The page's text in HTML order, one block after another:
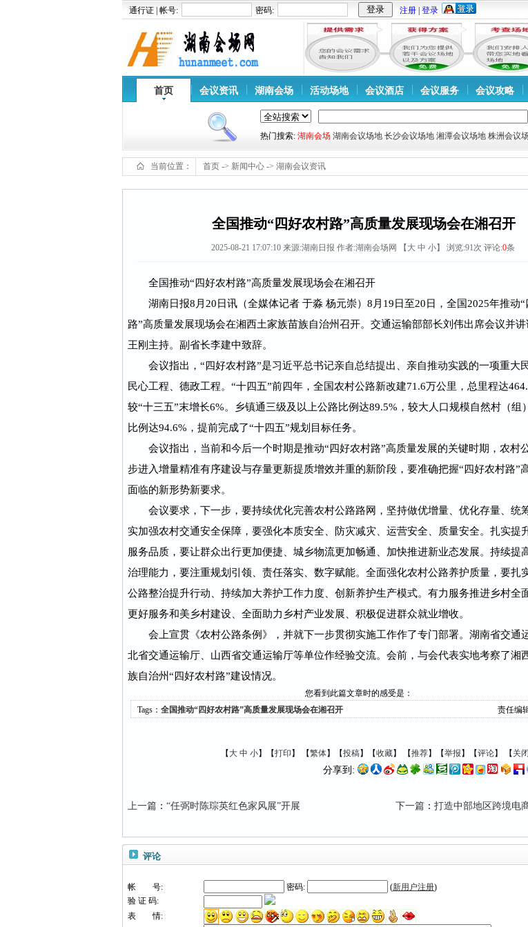
通行证 | 帐号: 密码: 注册 登录
首页 会议资讯 湖南会场 活动场地 会议酒店 会议服务 会议攻略
热门搜索: 湖南会场 湖南会议场地 长沙会议场地 湘潭会议场地 株洲会议
当前位置： 首页 -> 新闻中心 -> 湖南会议资讯
全国推动“四好农村路”高质量发展现场会在湘召开
2025-08-21 17:07:10 来源:湖南日报 作者:湖南会场网 【 大 中 小】 浏览:91次 评论:0条
全国推动“四好农村路”高质量发展现场会在湘召开
湖南日报8月20日讯（全媒体记者 于淼 杨元崇）8月19日至20日，全国2025年推动“
路”高质量发展现场会在湘西土家族苗族自治州召开。交通运输部部长刘伟出席会议并
王刚主持。副省长李建中致辞。
会议指出，“四好农村路”是习近平总书记亲自总结提出、亲自推动实践的一项重大民
民心工程、德政工程。“十四五”前四年，全国农村公路新改建71.6万公里，总里程达
较“十三五”末增长6%。乡镇通三级及以上公路比例达89.5%，较大人口规模自然村（组
比例达94.6%，提前完成了“十四五”规划目标任务。
会议指出，当前和今后一个时期是推动“四好农村路”高质量发展的关键时期，农村
步进入增量精准有序建设与存量更新提质增效并重的新阶段，要准确把握“四好农村路”
面临的新形势新要求。
会议要求，下一步，要持续优化完善农村公路路网，坚持做优增量、优化存量、统
实加强农村交通安全保障，要强化本质安全、防灾减灾、运营安全、质量安全。扎实提
服务品质，要让群众出行更加便捷、城乡物流更加畅通、加快推进新业态发展。持续提
治理能力，要注重规划引领、责任落实、数字赋能。全面强化农村公路养护质量，要扎
公路整治提升行动、持续加大养护工作力度、创新养护生产模式。有力服务推进乡村全
更好服务和美乡村建设、全面助力乡村产业发展、积极促进群众就业增收。
会上宣贯《农村公路条例》，并就下一步贯彻实施工作作了专门部署。湖南省交通
北省交通运输厅、山西省交通运输厅等单位作经验交流。会前，与会代表实地考察了湘
族自治州“四好农村路”建设情况。
您看到此篇文章时的感受是：
Tags： 全国推动“四好农村路”高质量发展现场会在湘召开 责任编
【 大 中 小】【打印 】 【繁体】【投稿】【收藏】 【推荐】【举报 】【评论】 【 关闭
分享到:
上一篇 ： “任弼时陈琮英红色家风展”开展 下一篇 ： 打造中部地区跨境电
评论
帐 号: 密码: (新用户注册)
验 证 码:
表 情: